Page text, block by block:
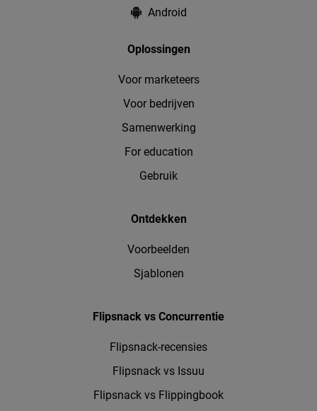
Android
Oplossingen
Voor marketeers
Voor bedrijven
Samenwerking
For education
Gebruik
Ontdekken
Voorbeelden
Sjablonen
Flipsnack vs Concurrentie
Flipsnack-recensies
Flipsnack vs Issuu
Flipsnack vs Flippingbook